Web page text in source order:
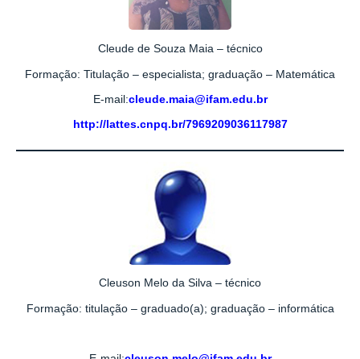
Cleude de Souza Maia – técnico
Formação: Titulação – especialista; graduação – Matemática
E-mail:cleude.maia@ifam.edu.br
http://lattes.cnpq.br/7969209036117987
Cleuson Melo da Silva – técnico
Formação: titulação – graduado(a); graduação – informática